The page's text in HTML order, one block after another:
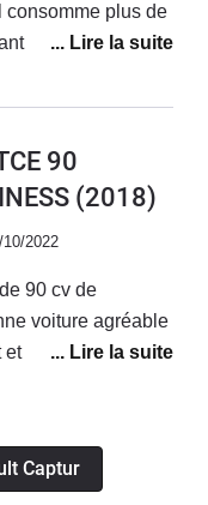
fiable
consomme plus de
sur l'autoroute
à
H à chaque
70 à 90 il faut
vite
90
(2018)
10/2022
90 cv de
voiture agréable
et en ville, plus
lecture du GPS
par temps
Captur